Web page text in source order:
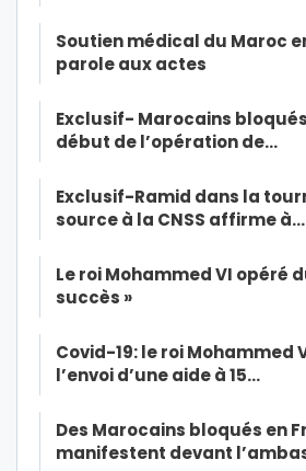
Soutien médical du Maroc
parole aux actes
Exclusif- Marocains
début de l’opération de…
Exclusif-Ramid dans la
source à la CNSS affirme à…
Le roi Mohammed VI opéré
succès »
Covid-19: le roi Mohammed
l’envoi d’une aide à 15…
Des Marocains bloqués en
manifestent devant